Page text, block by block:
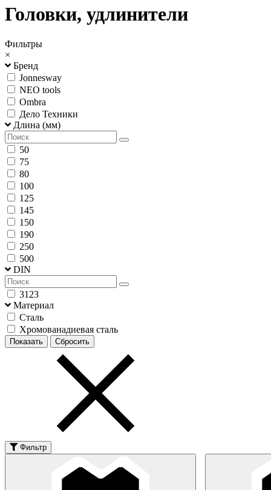
Головки, удлинители
Фильтры
×
Бренд
Jonnesway
NEO tools
Ombra
Дело Техники
Длина (мм)
50
75
80
100
125
145
150
190
250
500
DIN
3123
Материал
Сталь
Хромованадиевая сталь
Фильтр